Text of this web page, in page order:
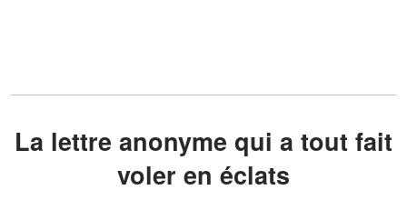
La lettre anonyme qui a tout fait
voler en éclats